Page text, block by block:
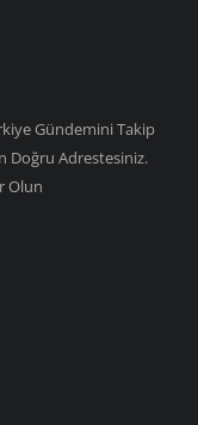
Gündemini Takip
Doğru Adrestesiniz.
Olun